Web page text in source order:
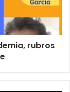
rubros